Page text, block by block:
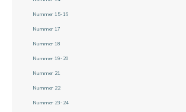
Nummer 15-16
Nummer 17
Nummer 18
Nummer 19-20
Nummer 21
Nummer 22
Nummer 23-24